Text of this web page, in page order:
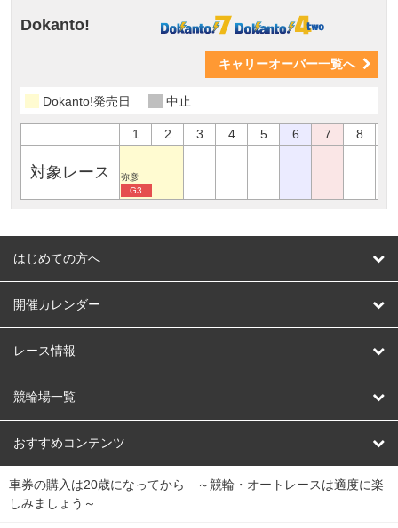
Dokanto!
キャリーオーバー一覧へ
Dokanto!発売日 中止
1 2 3 4 5 6 7 8
対象レース
弥彦
G3
はじめての方へ
はじめての方へ
開催カレンダー
競輪
オートレース
競輪くじ
Dokanto!
レース情報
レース予想
レース結果
キャリーオーバー一覧
競輪場一覧
北日本 函館競輪場
関
東
弥彦競輪場 前橋競輪場 取手競輪場 宇都宮競輪場
おすすめコンテンツ
競輪選手情報
車券の購入は20歳になってから ～競輪・オートレースは適度に楽
しみましょう～